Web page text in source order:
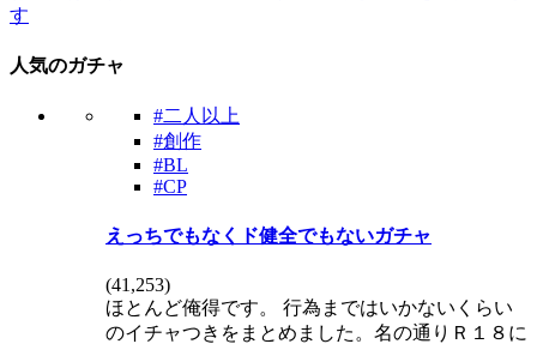
す
人気のガチャ
#二人以上
#創作
#BL
#CP
えっちでもなくド健全でもないガチャ
(41,253)
ほとんど俺得です。 行為まではいかないくらい
のイチャつきをまとめました。名の通りＲ１８に